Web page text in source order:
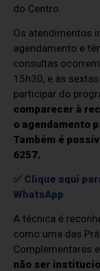
do Centro.
Os atendimentos
agendamento e
consultas
15h30, e às
participar do
comparecer à
o agendamento
Também é
6257.
✅ Clique aqui
WhatsApp
A técnica é
como uma das
Complementares
não ser